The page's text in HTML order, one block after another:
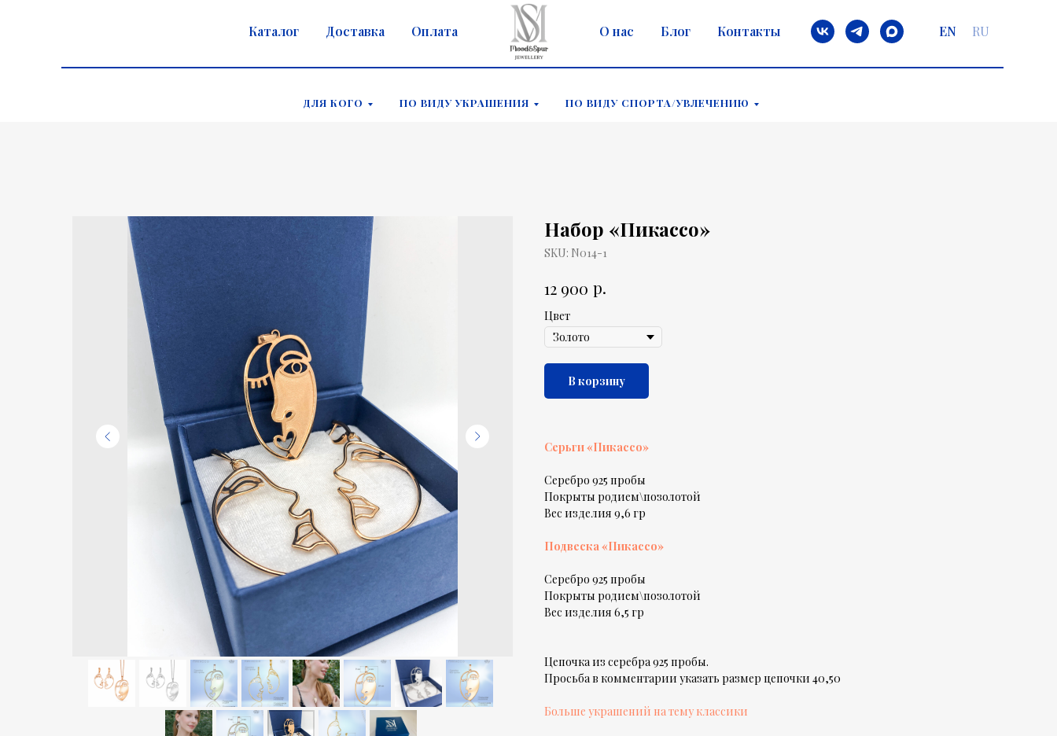
Каталог Доставка Оплата О нас Блог Контакты EN RU
ДЛЯ КОГО ПО ВИДУ УКРАШЕНИЯ ПО ВИДУ СПОРТА/УВЛЕЧЕНИЮ
Набор «Пикассо»
SKU: N014-1
12 900 р.
Цвет
В корзину
Серьги «Пикассо»
Серебро 925 пробы
Покрыты родием\позолотой
Вес изделия 9,6 гр
Подвеска «Пикассо»
Серебро 925 пробы
Покрыты родием\позолотой
Вес изделия 6,5 гр
Цепочка из серебра 925 пробы.
Просьба в комментарии указать размер цепочки 40,50
Больше украшений на тему классики